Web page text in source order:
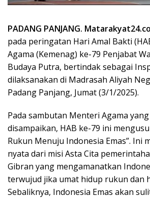
PADANG PANJANG.
pada peringatan Hari Amal Bakti
Agama (Kemenag) ke-79 Penjabat
Budaya Putra, bertindak sebagai
dilaksanakan di Madrasah Aliyah
Padang Panjang, Jumat (3/1/2025).
Pada sambutan Menteri Agama
disampaikan, HAB ke-79 ini
Rukun Menuju Indonesia Emas”. Ini
nyata dari misi Asta Cita
Gibran yang mengamanatkan
terwujud jika umat hidup rukun dan
Sebaliknya, Indonesia Emas akan